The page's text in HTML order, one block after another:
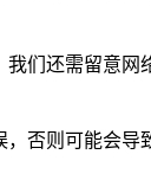
们还需留意
否则可能会导